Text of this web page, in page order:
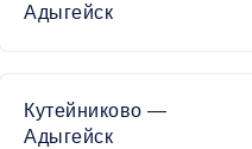
Адыгейск
Кутейниково —
Адыгейск